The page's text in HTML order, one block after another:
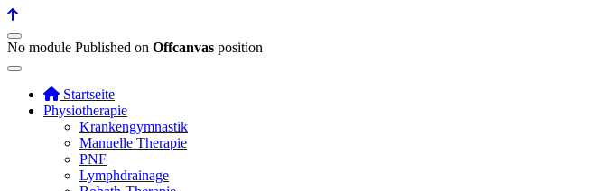
No module Published on Offcanvas position
Startseite
Physiotherapie
Krankengymnastik
Manuelle Therapie
PNF
Lymphdrainage